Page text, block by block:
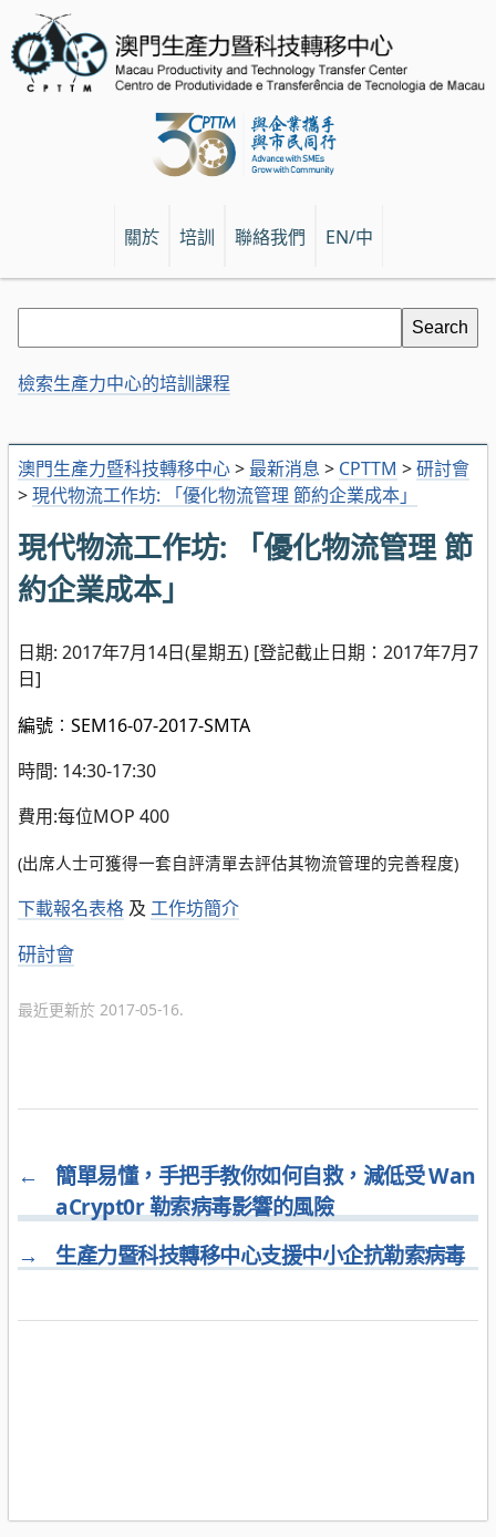
關於 培訓 聯絡我們 EN/中
澳門生產力暨科技轉移中心> 最新消息 > CPTTM >研討會
>現代物流工作坊: 「優化物流管理 節約企業成本」
現代物流工作坊: 「優化物流管理 節
約企業成本」
日期: 2017年7月14日(星期五) [登記截止日期：2017年7月7
日]
編號︰SEM16-07-2017-SMTA
時間: 14:30-17:30
費用:每位MOP 400
(出席人士可獲得一套自評清單去評估其物流管理的完善程度)
下載報名表格 及 工作坊簡介
分
研討會
最近更新於 2017-05-16.
←
簡單易懂，手把手教你如何自救，減低受 Wan
aCrypt0r 勒索病毒影響的風險
→
生產力暨科技轉移中心支援中小企抗勒索病毒
檢索生產力中心的培訓課程